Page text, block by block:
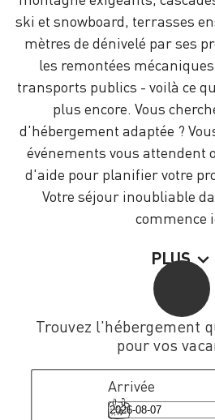
ski et snowboard, terrasses
mètres de dénivelé par ses
les remontées
transports publics - voilà ce
plus encore. Vous
d'hébergement adaptée ?
événements vous attendent
d'aide pour planifier votre
Votre séjour inoubliable
commence
PLUS
Trouvez l'hébergement
pour vos
Arrivée